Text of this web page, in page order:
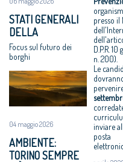
STATI GENERALI
DELLA
BELLEZZA: A
OFFIDA L’11 E IL 12
GIUGNO
Focus sul futuro dei
borghi
04 maggio 2026
AMBIENTE:
TORINO SEMPRE
presso il
D.P.R.
n. 200).
Le
inviare
posta